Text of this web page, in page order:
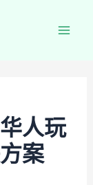
人玩
案